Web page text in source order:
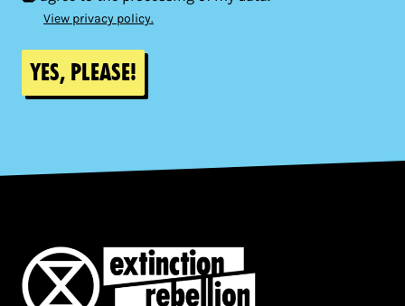
View privacy policy.
Yes, please!